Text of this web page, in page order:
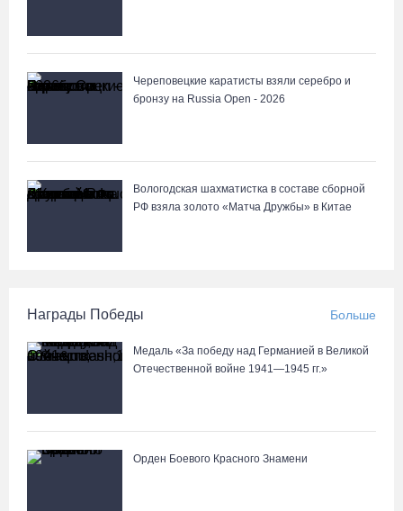
Череповецкие каратисты взяли серебро и
бронзу на Russia Open - 2026
Вологодская шахматистка в составе сборной
РФ взяла золото «Матча Дружбы» в Китае
Награды Победы Больше
Медаль «За победу над Германией в Великой
Отечественной войне 1941—1945 гг.»
Орден Боевого Красного Знамени